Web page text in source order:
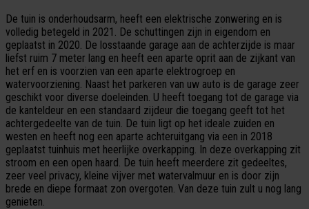
De tuin is onderhoudsarm, heeft een elektrische zonwering en is
volledig betegeld in 2021. De schuttingen zijn in eigendom en
geplaatst in 2020. De losstaande garage aan de achterzijde is maar
liefst ruim 7 meter lang en heeft een aparte oprit aan de zijkant van
het erf en is voorzien van een aparte elektrogroep en
watervoorziening. Naast het parkeren van uw auto is de garage zeer
geschikt voor diverse doeleinden. U heeft toegang tot de garage via
de kanteldeur en een standaard zijdeur die toegang geeft tot het
achtergedeelte van de tuin. De tuin ligt op het ideale zuiden en
westen en heeft nog een aparte achteruitgang via een in 2018
geplaatst tuinhuis met heerlijke overkapping. In deze overkapping zit
stroom en een open haard. De tuin heeft meerdere zit gedeeltes,
zeer veel privacy, kleine vijver met watervalmuur en is door zijn
brede en diepe formaat zon overgoten. Van deze tuin zult u nog lang
genieten.